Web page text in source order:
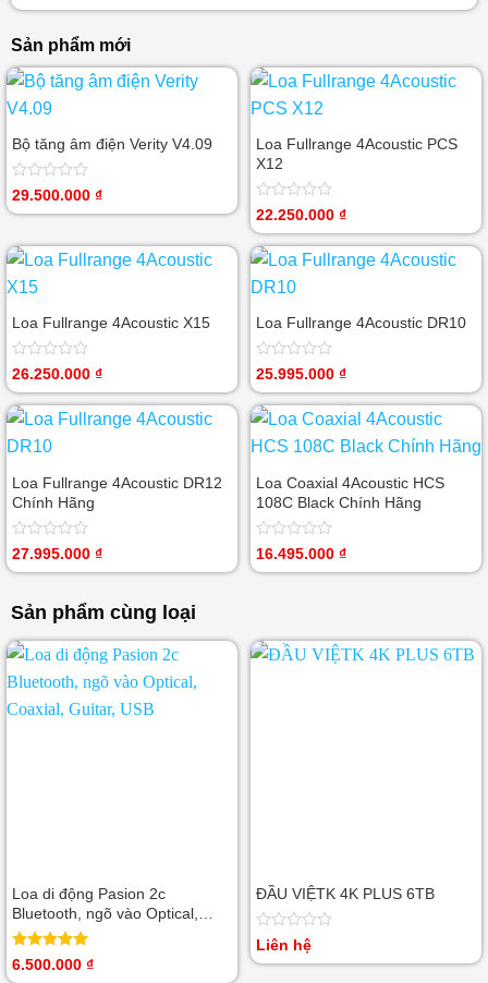
Sản phẩm mới
Bộ tăng âm điện Verity V4.09
Được
5
sao
29.500.000 ₫
Loa Fullrange 4Acoustic PCS
X12
Được
hạng
0
sao
22.250.000 ₫
Loa Fullrange 4Acoustic X15
Được
hạng
0
sao
26.250.000 ₫
Loa Fullrange 4Acoustic DR10
Được
hạng
0
sao
25.995.000 ₫
Loa Fullrange 4Acoustic DR12
Chính Hãng
Được
5
27.995.000 ₫
Loa Coaxial 4Acoustic HCS
108C Black Chính Hãng
Được
16.495.000 ₫
Sản phẩm cùng loại
Loa di động Pasion 2c
Bluetooth, ngõ vào Optical,
Coaxial, Guitar, USB
Được xếp
6.500.000 ₫
ĐẦU VIỆTK 4K PLUS 6TB
Được
Liên hệ